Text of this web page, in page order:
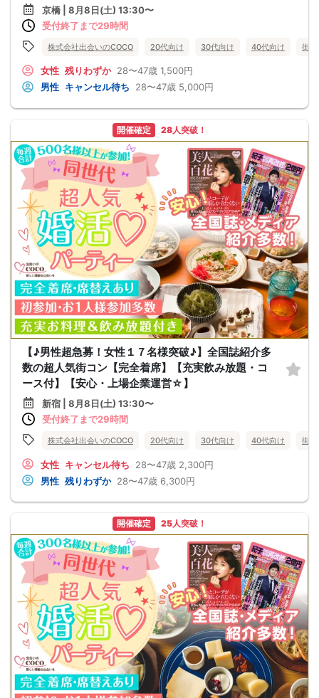
京橋 | 8月8日(土) 13:30〜
受付終了まで29時間
株式会社出会いのCOCO 20代向け 30代向け 40代向け 街
女性 残りわずか 28〜47歳 1,500円
男性 キャンセル待ち 28〜47歳 5,000円
開催確定 28人突破！
【♪男性超急募！女性１７名様突破♪】全国誌紹介多
数の超人気街コン【完全着席】【充実飲み放題・コ
ース付】【安心・上場企業運営☆】
新宿 | 8月8日(土) 13:30〜
受付終了まで29時間
株式会社出会いのCOCO 20代向け 30代向け 40代向け 街
女性 キャンセル待ち 28〜47歳 2,300円
男性 残りわずか 28〜47歳 6,300円
開催確定 25人突破！